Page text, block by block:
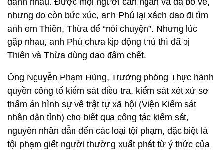
đánh nhau. Được mọi người can ngăn và đã bỏ về,
nhưng do còn bức xúc, anh Phú lại xách dao đi tìm
anh em Thiên, Thừa để “nói chuyện”. Nhưng lúc
gặp nhau, anh Phú chưa kịp động thủ thì đã bị
Thiên và Thừa dùng dao đâm chết.
Ông Nguyễn Phạm Hùng, Trưởng phòng Thực hành
quyền công tố kiểm sát điều tra, kiểm sát xét xử sơ
thẩm án hình sự về trật tự xã hội (Viện Kiểm sát
nhân dân tỉnh) cho biết qua công tác kiểm sát,
nguyên nhân dẫn đến các loại tội phạm, đặc biệt là
tội phạm giết người thường xuất phát từ ý thức của